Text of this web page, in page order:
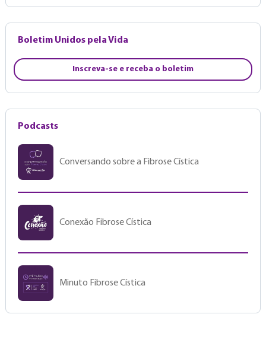
Boletim Unidos pela Vida
Inscreva-se e receba o boletim
Podcasts
Conversando sobre a Fibrose Cística
Conexão Fibrose Cística
Minuto Fibrose Cística